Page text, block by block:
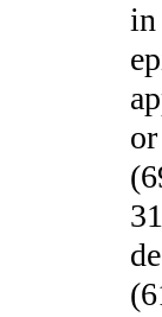
in